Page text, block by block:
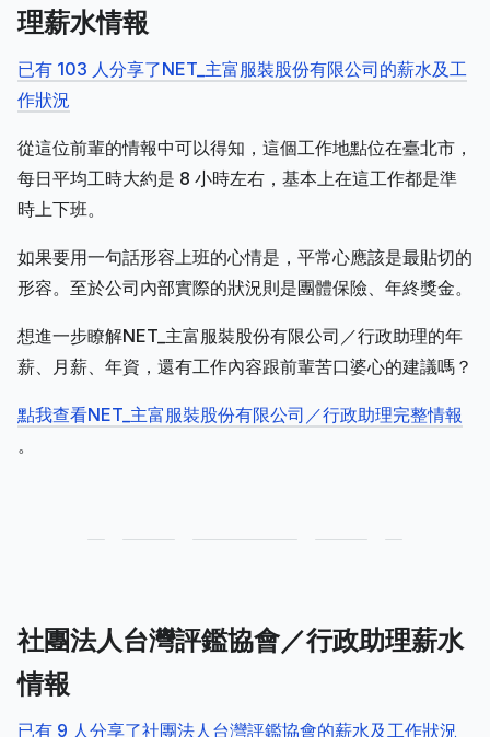
理薪水情報
已有 103 人分享了NET_主富服裝股份有限公司的薪水及工
作狀況
從這位前輩的情報中可以得知，這個工作地點位在臺北市，
每日平均工時大約是 8 小時左右，基本上在這工作都是準
時上下班。
如果要用一句話形容上班的心情是，平常心應該是最貼切的
形容。至於公司內部實際的狀況則是團體保險、年終獎金。
想進一步瞭解NET_主富服裝股份有限公司／行政助理的年
薪、月薪、年資，還有工作內容跟前輩苦口婆心的建議嗎？
點我查看NET_主富服裝股份有限公司／行政助理完整情報
。
社團法人台灣評鑑協會／行政助理薪水
情報
已有 9 人分享了社團法人台灣評鑑協會的薪水及工作狀況